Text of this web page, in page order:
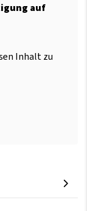
auf
Inhalt zu